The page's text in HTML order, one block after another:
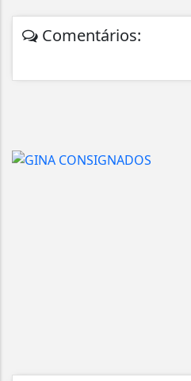
Comentários: